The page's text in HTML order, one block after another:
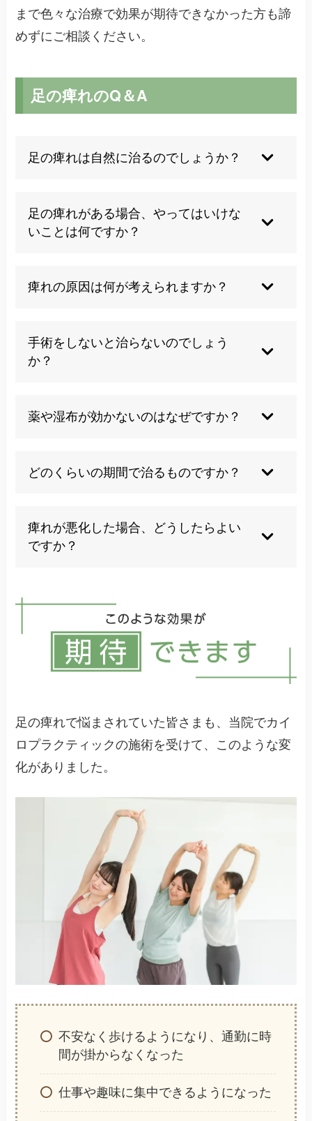
まで色々な治療で効果が期待できなかった方も諦
めずにご相談ください。
足の痺れのQ＆A
足の痺れは自然に治るのでしょうか？
が、長引く場合や悪化する場合は早めに専門医の
診断を受けましょう。
足の痺れがある場合、やってはいけな
いことは何ですか？
いときは安静にし、悪化する場合は速やかに受診
痺れの原因は何が考えられますか？
などさまざまな原因が考えられます。
手術をしないと治らないのでしょう
か？
改善が期待できます。手術は重症例や他の治療で
改善しない場合に限られます。
薬や湿布が効かないのはなぜですか？
にある場合、薬や湿布だけでは十分な効果が得ら
れないことがあります。
どのくらいの期間で治るものですか？
ヶ月かかることもあり、治療を続けることが大切
です。
痺れが悪化した場合、どうしたらよい
ですか？
けることが重要です。
足の痺れで悩まされていた皆さまも、当院でカイ
ロプラクティックの施術を受けて、このような変
化がありました。
不安なく歩けるようになり、通勤に時
間が掛からなくなった
仕事や趣味に集中できるようになった